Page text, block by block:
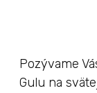
Pozývame
Gulu na